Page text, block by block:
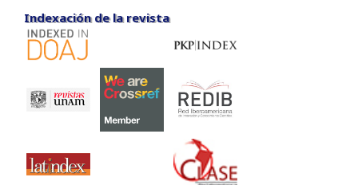
Indexación de la revista
Indexación de la revista